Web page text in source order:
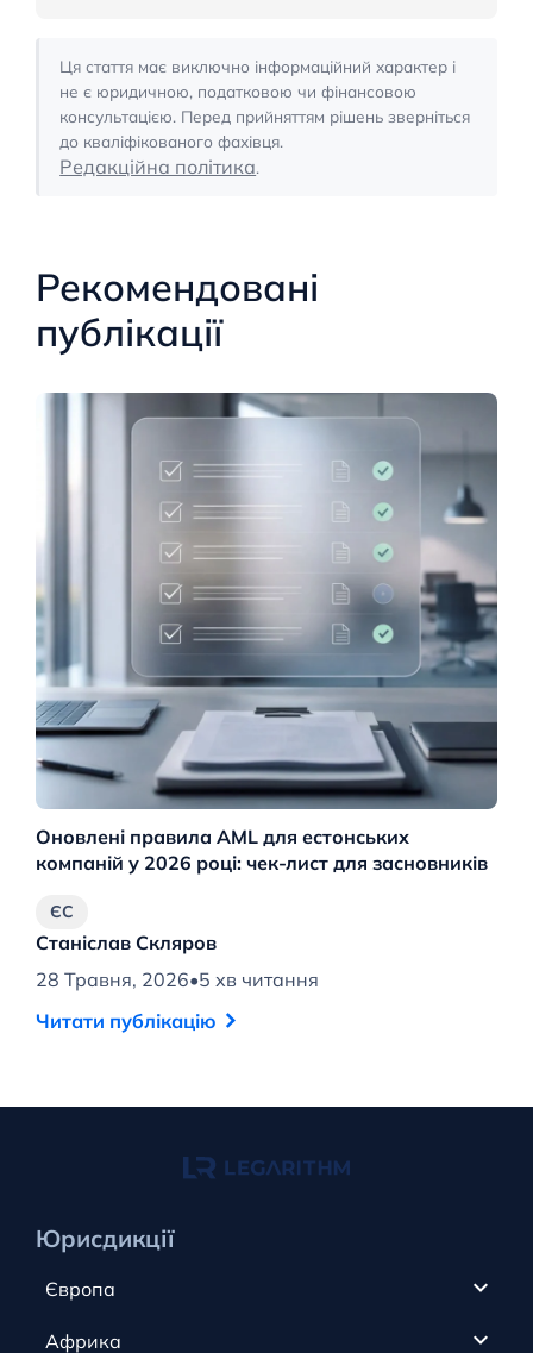
Ця стаття має виключно інформаційний характер і
не є юридичною, податковою чи фінансовою
консультацією. Перед прийняттям рішень зверніться
до кваліфікованого фахівця.
Редакційна політика.
Рекомендовані
публікації
Оновлені правила AML для естонських
компаній у 2026 році: чек-лист для засновників
Станіслав Скляров
28 Травня, 2026•5 хв читання
ЄС
Читати публікацію
Юрисдикції
Європа
Кіпр
Африка